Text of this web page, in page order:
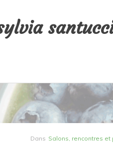
Dans Salons, rencontres